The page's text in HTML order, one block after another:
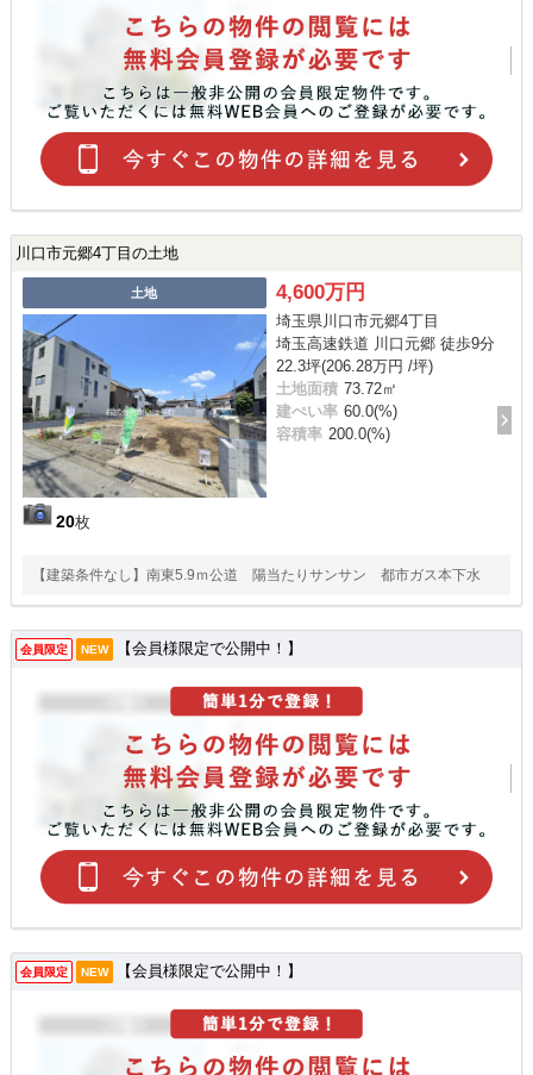
川口市元郷4丁目の土地
土地
20枚
4,600万円
埼玉県川口市元郷4丁目
埼玉高速鉄道 川口元郷 徒歩9分
22.3坪(206.28万円 /坪)
土地面積 73.72㎡
建ぺい率 60.0(%)
容積率 200.0(%)
【建築条件なし】南東5.9ｍ公道 陽当たりサンサン 都市ガス本下水
会員限定 NEW 【会員様限定で公開中！】
会員限定 NEW 【会員様限定で公開中！】